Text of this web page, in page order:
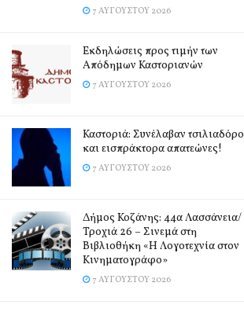
7 ΑΥΓΟΎΣΤΟΥ 2026
Εκδηλώσεις προς τιμήν των
Απόδημων Καστοριανών
7 ΑΥΓΟΎΣΤΟΥ 2026
Καστοριά: Συνέλαβαν τσιλιαδόρο
και εισπράκτορα απατεώνες!
7 ΑΥΓΟΎΣΤΟΥ 2026
Δήμος Κοζάνης: 44α Λασσάνεια/
Τροχιά 26 – Σινεμά στη
Βιβλιοθήκη «Η Λογοτεχνία στον
Κινηματογράφο»
7 ΑΥΓΟΎΣΤΟΥ 2026